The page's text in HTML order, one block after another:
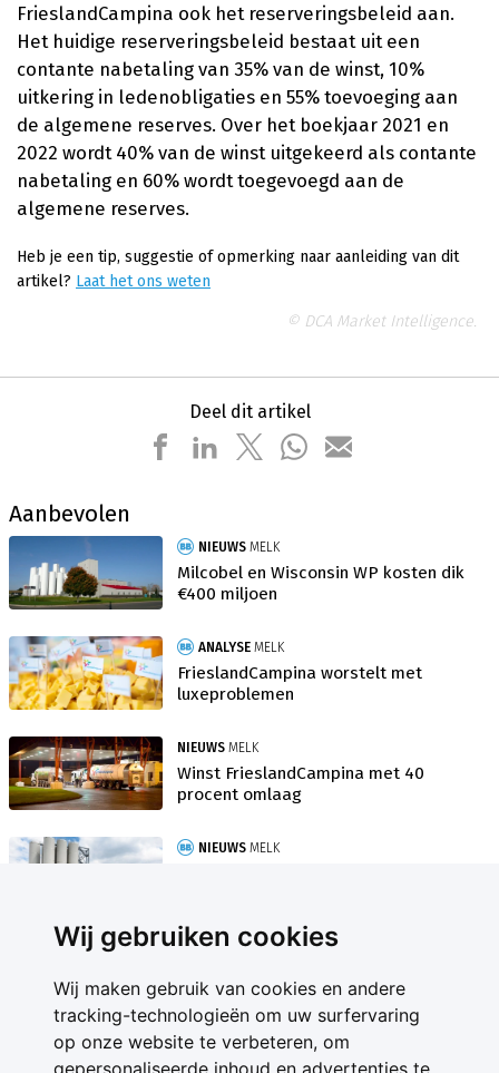
Wij gebruiken cookies
Wij maken gebruik van cookies en andere
tracking-technologieën om uw surfervaring
op onze website te verbeteren, om
gepersonaliseerde inhoud en advertenties te
FrieslandCampina ook het reserveringsbeleid aan.
Het huidige reserveringsbeleid bestaat uit een
contante nabetaling van 35% van de winst, 10%
uitkering in ledenobligaties en 55% toevoeging aan
de algemene reserves. Over het boekjaar 2021 en
2022 wordt 40% van de winst uitgekeerd als contante
nabetaling en 60% wordt toegevoegd aan de
algemene reserves.
Heb je een tip, suggestie of opmerking naar aanleiding van dit
artikel? Laat het ons weten
© DCA Market Intelligence.
Deel dit artikel
Aanbevolen
NIEUWS MELK
Milcobel en Wisconsin WP kosten dik
€400 miljoen
ANALYSE MELK
FrieslandCampina worstelt met
luxeproblemen
NIEUWS MELK
Winst FrieslandCampina met 40
procent omlaag
NIEUWS MELK